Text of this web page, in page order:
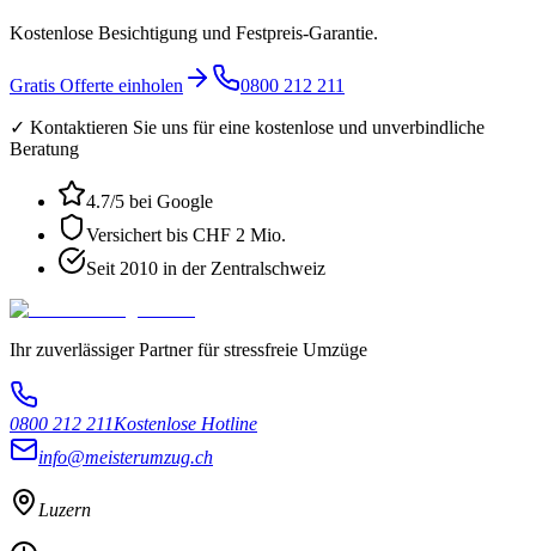
Kostenlose Besichtigung und Festpreis-Garantie.
Gratis Offerte einholen 0800 212 211
✓ Kontaktieren Sie uns für eine kostenlose und unverbindliche
Beratung
4.7/5 bei Google
Versichert bis CHF 2 Mio.
Seit 2010 in der Zentralschweiz
Ihr zuverlässiger Partner für stressfreie Umzüge
0800 212 211Kostenlose Hotline
info@meisterumzug.ch
Luzern